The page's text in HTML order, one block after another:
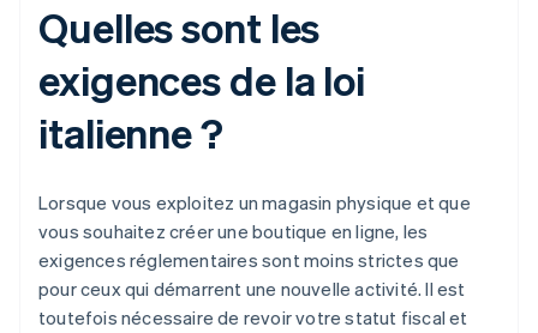
Quelles sont les
exigences de la loi
italienne ?
Lorsque vous exploitez un magasin physique et que
vous souhaitez créer une boutique en ligne, les
exigences réglementaires sont moins strictes que
pour ceux qui démarrent une nouvelle activité. Il est
toutefois nécessaire de revoir votre statut fiscal et